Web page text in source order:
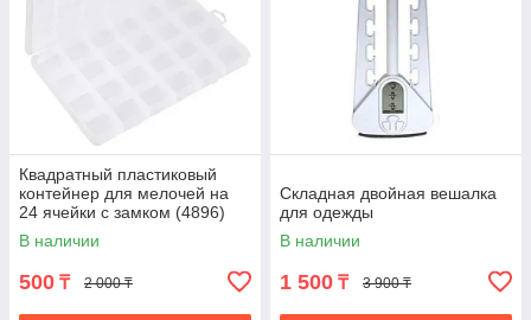
Квадратный пластиковый
контейнер для мелочей на
24 ячейки с замком (4896)
В наличии
500 ₸ 2 000 ₸
Складная двойная вешалка
для одежды
В наличии
1 500 ₸ 3 900 ₸